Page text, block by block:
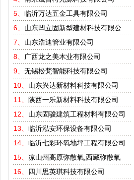
5、 临沂万达五金工具有限公司
6、 山东凹立固新型建材科技有限公
7、 山东浩迪管业有限公司
8、
广西龙之美木业有限公司
9、 无锡松梵智能科技有限公司
10、 山东兴达新材料科技有限公司
11、
陕西一乐新材料科技有限公司
12、 山东固骏建筑工程材料有限公司
13、 临沂泓安环保设备有限公司
14、 临沂七彩环氧地坪工程有限公司
15、 凉山州高原弥散氧,西藏弥散氧
16、 四川思英琪科技有限公司